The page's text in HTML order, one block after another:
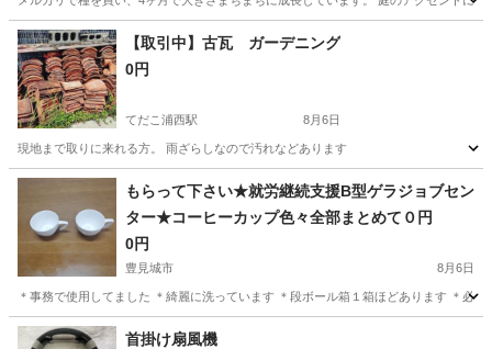
沖縄 中頭郡 てだこ浦西駅 家庭用品
【取引中】古瓦 ガーデニング
0円
てだこ浦西駅 8月6日
現地まで取りに来れる方。 雨ざらしなので汚れなどあります
沖縄 うるま市 てだこ浦西駅 家庭用品
もらって下さい★就労継続支援B型ゲラジョブセン
ター★コーヒーカップ色々全部まとめて０円
0円
豊見城市 8月6日
＊事務で使用してました ＊綺麗に洗っています ＊段ボール箱１箱ほどあります ＊
沖縄 豊見城市 食器 コーヒーカップ
首掛け扇風機